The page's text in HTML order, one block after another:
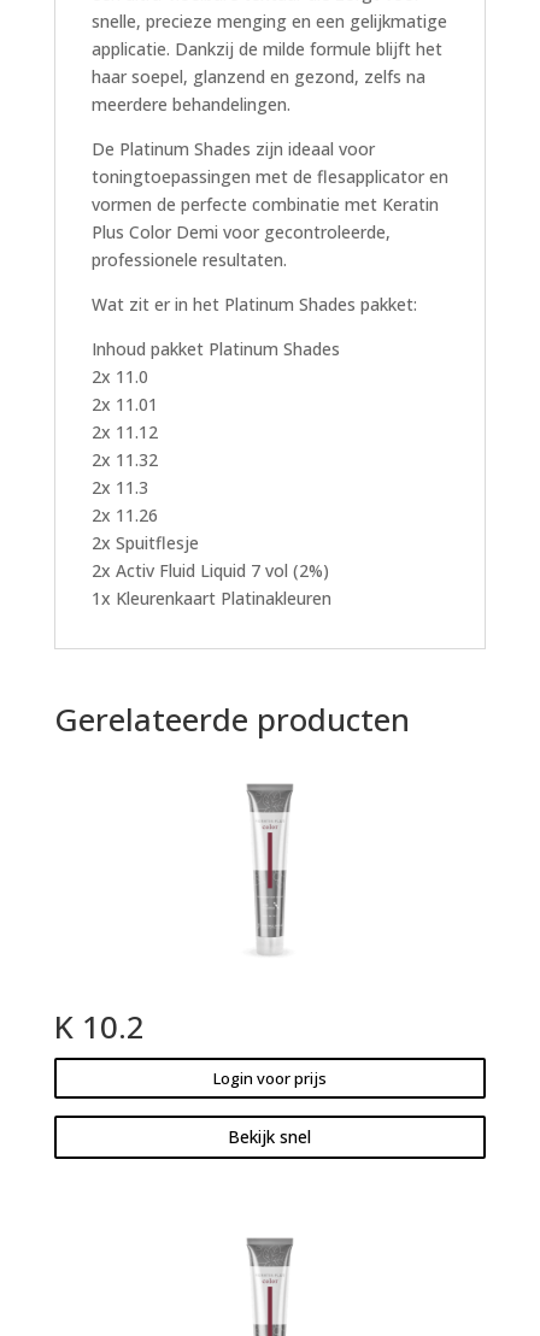
snelle, precieze menging en een gelijkmatige
applicatie. Dankzij de milde formule blijft het
haar soepel, glanzend en gezond, zelfs na
meerdere behandelingen.
De Platinum Shades zijn ideaal voor
toningtoepassingen met de flesapplicator en
vormen de perfecte combinatie met Keratin
Plus Color Demi voor gecontroleerde,
professionele resultaten.
Wat zit er in het Platinum Shades pakket:
Inhoud pakket Platinum Shades
2x 11.0
2x 11.01
2x 11.12
2x 11.32
2x 11.3
2x 11.26
2x Spuitflesje
2x Activ Fluid Liquid 7 vol (2%)
1x Kleurenkaart Platinakleuren
Gerelateerde producten
K 10.2
Login voor prijs
Bekijk snel